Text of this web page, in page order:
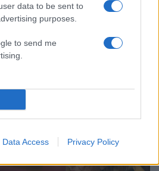
data to be sent to
purposes.
to send me
Data Access Privacy Policy
Πώς φτάσαμε στο να